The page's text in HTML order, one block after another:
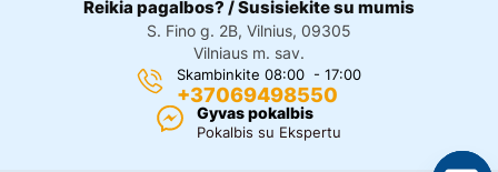
Reikia pagalbos? / Susisiekite su mumis
S. Fino g. 2B, Vilnius, 09305
Vilniaus m. sav.
Skambinkite 08:00 - 17:00
+37069498550
Gyvas pokalbis
Pokalbis su Ekspertu